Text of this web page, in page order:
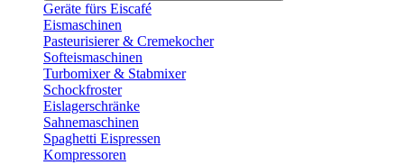
Geräte fürs Eiscafé
Eismaschinen
Pasteurisierer & Cremekocher
Softeismaschinen
Turbomixer & Stabmixer
Schockfroster
Eislagerschränke
Sahnemaschinen
Spaghetti Eispressen
Kompressoren